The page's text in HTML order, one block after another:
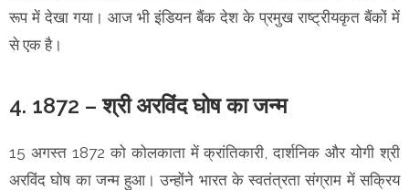
रूप में देखा गया। आज भी इंडियन बैंक देश के प्रमुख राष्ट्रीयकृत बैंकों में
से एक है।
4. 1872 – श्री अरविंद घोष का जन्म
15 अगस्त 1872 को कोलकाता में क्रांतिकारी, दार्शनिक और योगी श्री
अरविंद घोष का जन्म हुआ। उन्होंने भारत के स्वतंत्रता संग्राम में सक्रिय